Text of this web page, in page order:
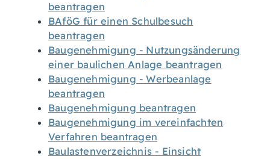
beantragen
BAföG für einen Schulbesuch
beantragen
Baugenehmigung - Nutzungsänderung
einer baulichen Anlage beantragen
Baugenehmigung - Werbeanlage
beantragen
Baugenehmigung beantragen
Baugenehmigung im vereinfachten
Verfahren beantragen
Baulastenverzeichnis - Einsicht